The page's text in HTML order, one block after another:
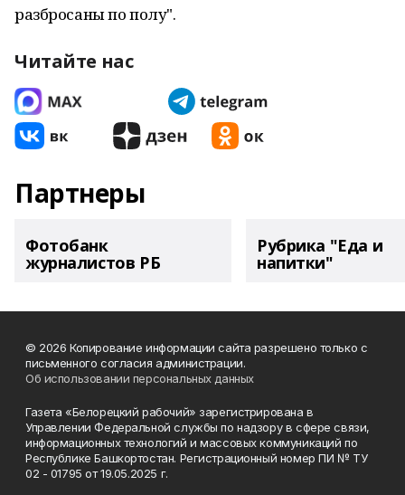
разбросаны по полу".
Читайте нас
Партнеры
Фотобанк
журналистов РБ
Рубрика "Еда и
напитки"
© 2026 Копирование информации сайта разрешено только с
письменного согласия администрации.
Об использовании персональных данных
Газета «Белорецкий рабочий» зарегистрирована в
Управлении Федеральной службы по надзору в сфере связи,
информационных технологий и массовых коммуникаций по
Республике Башкортостан. Регистрационный номер ПИ № ТУ
02 - 01795 от 19.05.2025 г.